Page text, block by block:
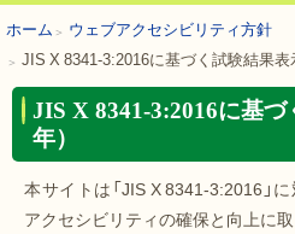
ホーム
ウェブアクセシビリティ方針
JIS X 8341-3:2016に基づく試験結果表
JIS X 8341-3:2016に基
年）
本サイトは「JIS X 8341-3:2016」
アクセシビリティの確保と向上に